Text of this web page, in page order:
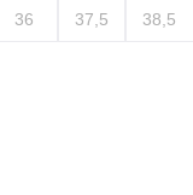
36 37,5 38,5